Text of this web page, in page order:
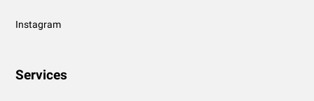
Instagram
Services